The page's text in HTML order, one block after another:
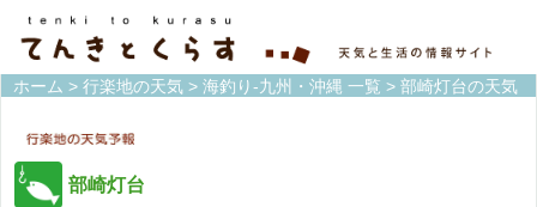
ホーム > 行楽地の天気 > 海釣り-九州・沖縄 一覧 > 部崎灯台の天気
部崎灯台